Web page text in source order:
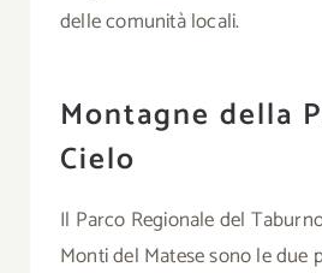
delle comunità locali.
Montagne della
Cielo
Il Parco Regionale del
Monti del Matese sono le due